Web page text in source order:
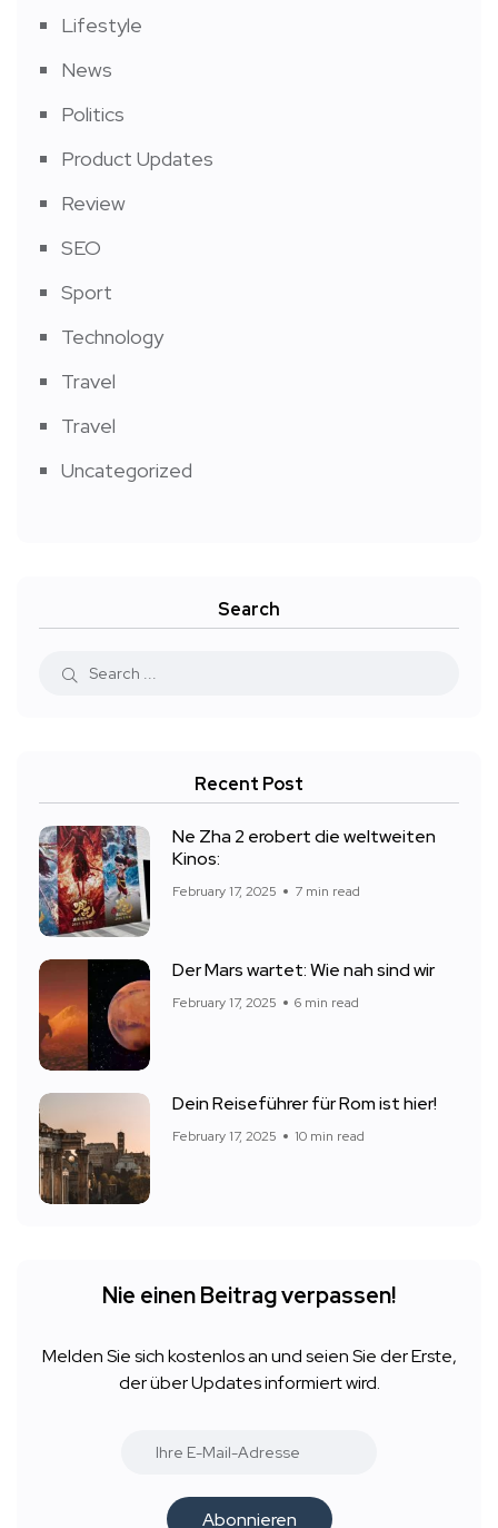
Lifestyle
News
Politics
Product Updates
Review
SEO
Sport
Technology
Travel
Travel
Uncategorized
Search
Recent Post
Ne Zha 2 erobert die weltweiten
Kinos:
February 17, 2025 7 min read
Der Mars wartet: Wie nah sind wir
February 17, 2025 6 min read
Dein Reiseführer für Rom ist hier!
February 17, 2025 10 min read
Nie einen Beitrag verpassen!
Melden Sie sich kostenlos an und seien Sie der Erste,
der über Updates informiert wird.
Abonnieren